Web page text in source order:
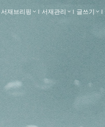
서재브리핑 ｌ 서재관리 ｌ 글쓰기 ｌ